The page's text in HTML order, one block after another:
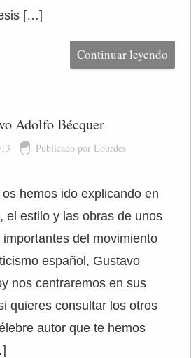
[…]
Continuar leyendo
Adolfo Bécquer
Publicado por Lourdes
hemos ido explicando en
el estilo y las obras de unos
del movimiento
español, Gustavo
nos centraremos en sus
quieres consultar los otros
autor que te hemos